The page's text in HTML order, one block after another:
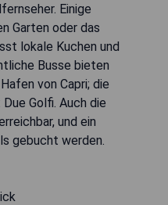
Einige
Garten oder das
lokale Kuchen und
Busse bieten
von Capri; die
Golfi. Auch die
und ein
gebucht werden.